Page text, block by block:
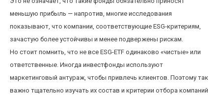
меньшую прибыль — напротив, многие исследования
показывают, что компании, соответствующие ESG-критериям,
зачастую более устойчивы и менее подвержены рискам.
Но стоит помнить, что не все ESG-ETF одинаково «чистые» или
ответственные. Иногда инвестфонды используют
маркетинговый антураж, чтобы привлечь клиентов. Поэтому так
важно тщательно изучать их состав и критерии отбора компаний